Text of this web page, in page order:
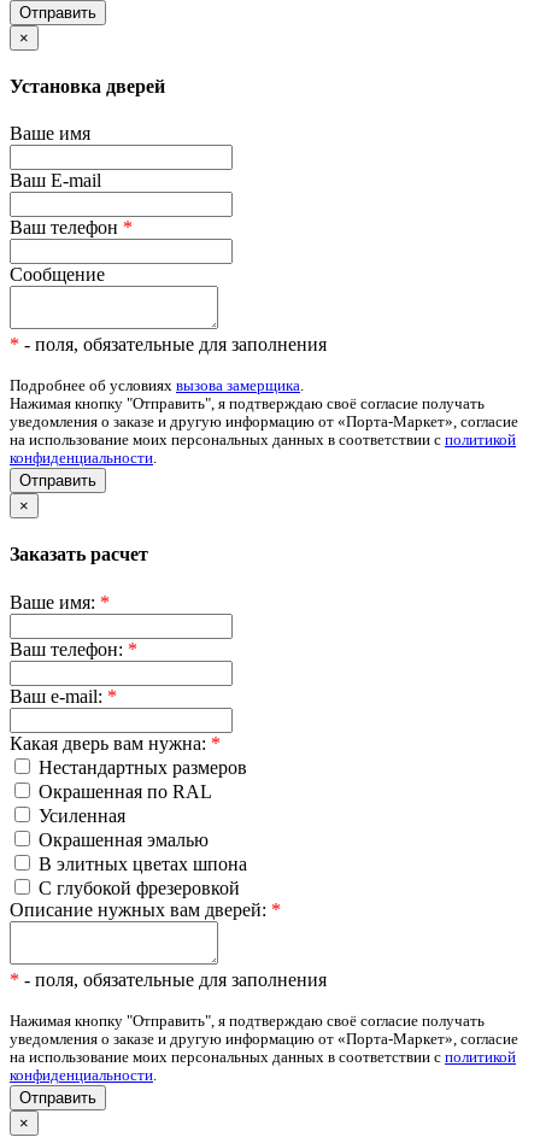
×
Установка дверей
Ваше имя
Ваш E-mail
Ваш телефон *
Сообщение
* - поля, обязательные для заполнения
Подробнее об условиях вызова замерщика.
Нажимая кнопку "Отправить", я подтверждаю своё согласие получать
уведомления о заказе и другую информацию от «Порта-Маркет», согласие
на использование моих персональных данных в соответствии с политикой
конфиденциальности.
Отправить
×
Заказать расчет
Ваше имя: *
Ваш телефон: *
Ваш e-mail: *
Какая дверь вам нужна: *
Нестандартных размеров
Окрашенная по RAL
Усиленная
Окрашенная эмалью
В элитных цветах шпона
С глубокой фрезеровкой
Описание нужных вам дверей: *
* - поля, обязательные для заполнения
Нажимая кнопку "Отправить", я подтверждаю своё согласие получать
уведомления о заказе и другую информацию от «Порта-Маркет», согласие
на использование моих персональных данных в соответствии с политикой
конфиденциальности
×